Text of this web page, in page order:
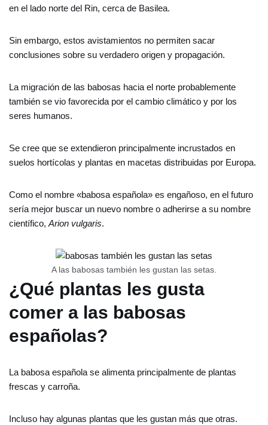
en el lado norte del Rin, cerca de Basilea.
Sin embargo, estos avistamientos no permiten sacar
conclusiones sobre su verdadero origen y propagación.
La migración de las babosas hacia el norte probablemente
también se vio favorecida por el cambio climático y por los
seres humanos.
Se cree que se extendieron principalmente incrustados en
suelos hortícolas y plantas en macetas distribuidas por Europa.
Como el nombre «babosa española» es engañoso, en el futuro
sería mejor buscar un nuevo nombre o adherirse a su nombre
científico, Arion vulgaris.
A las babosas también les gustan las setas.
¿Qué plantas les gusta
comer a las babosas
españolas?
La babosa española se alimenta principalmente de plantas
frescas y carroña.
Incluso hay algunas plantas que les gustan más que otras.